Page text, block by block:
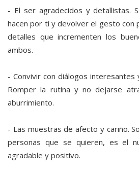
- El ser agradecidos y detallistas.
hacen por ti y devolver el gesto con
detalles que incrementen los
ambos.
- Convivir con diálogos interesantes
Romper la rutina y no dejarse
aburrimiento.
- Las muestras de afecto y cariño.
personas que se quieren, es el
agradable y positivo.